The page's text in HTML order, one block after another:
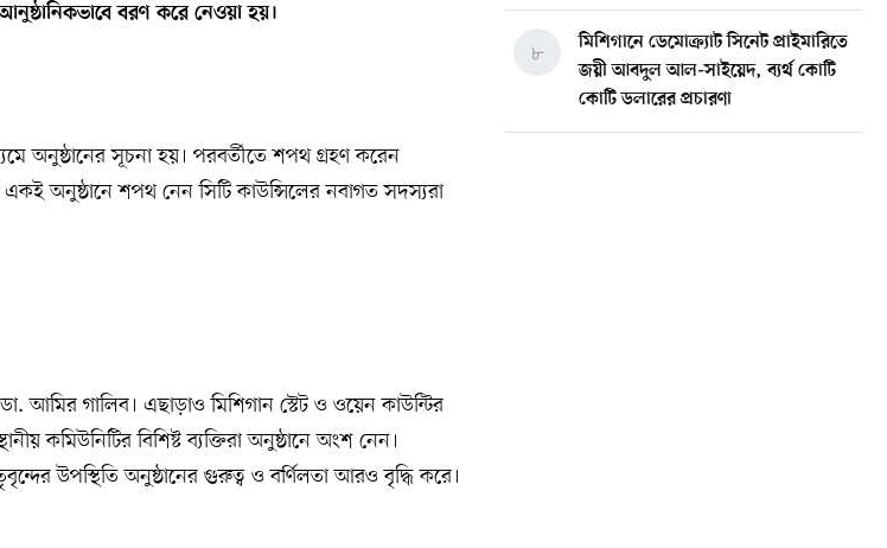
বরণ করে নেওয়া হয়।
অনুষ্ঠানের সূচনা হয়। পরবর্তীতে শপথ গ্রহণ করেন
একই অনুষ্ঠানে শপথ নেন সিটি কাউন্সিলের নবাগত সদস্যরা
আমির গালিব। এছাড়াও মিশিগান স্টেট ও ওয়েন কাউন্টির
কমিউনিটির বিশিষ্ট ব্যক্তিরা অনুষ্ঠানে অংশ নেন।
উপস্থিতি অনুষ্ঠানের গুরুত্ব ও বর্ণিলতা আরও বৃদ্ধি করে।
মিশিগানে ডেমোক্র্যাট সিনেট প্রাইমারিতে
জয়ী আবদুল আল-সাইয়েদ, ব্যর্থ কোটি
কোটি ডলারের প্রচারণা
৮